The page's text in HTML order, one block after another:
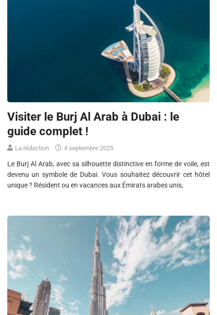
Visiter le Burj Al Arab à Dubai : le
guide complet !
La rédaction 4 septembre 2025
Le Burj Al Arab, avec sa silhouette distinctive en forme de voile, est
devenu un symbole de Dubai. Vous souhaitez découvrir cet hôtel
unique ? Résident ou en vacances aux Émirats arabes unis,